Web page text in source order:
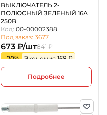
ВЫКЛЮЧАТЕЛЬ 2-
ПОЛЮСНЫЙ ЗЕЛЕНЫЙ 16А
250В
Код: 00-00002388
Под заказ: 3677
673 ₽/шт841 ₽
-20%
Экономия 168 ₽
Подробнее